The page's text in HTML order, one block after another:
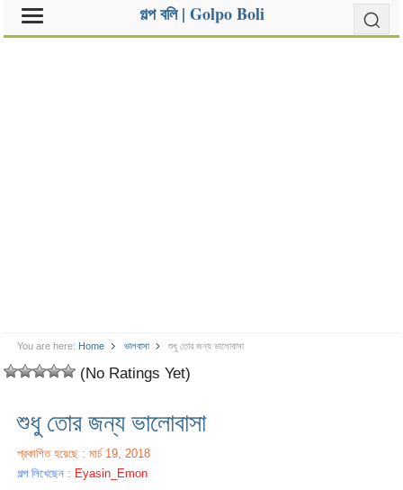
গল্প বলি | Golpo Boli
You are here: Home ভালবাসা শুধু তোর জন্য ভালোবাসা
(No Ratings Yet)
শুধু তোর জন্য ভালোবাসা
প্রকাশিত হয়েছে : মার্চ 19, 2018
গল্প লিখেছেন : Eyasin_Emon